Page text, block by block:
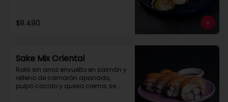
$8.490
Sake Mix Oriental
Rolls sin arroz envuelto en salmón y
relleno de camarón apanado,
pulpo cocido y queso crema, se